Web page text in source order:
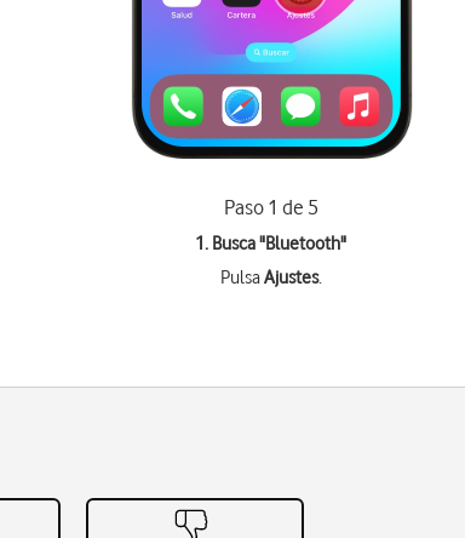
Paso 1 de 5
1. Busca "Bluetooth"
PulsaAjustes.